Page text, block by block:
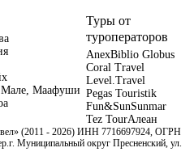
Мале, Маафуши
Туры от
туроператоров
AnexBiblio Globus
Coral Travel
Level.Travel
Pegas Touristik
Fun&SunSunmar
Tez TourАлеан
(2011 - 2026) ИНН 7716697924, ОГРН
Муниципальный округ Пресненский, ул.